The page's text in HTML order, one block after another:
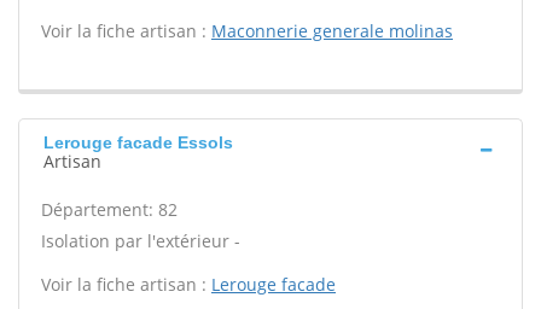
Voir la fiche artisan : Maconnerie generale molinas
Lerouge facade Essols
Artisan
Département: 82
Isolation par l'extérieur -
Voir la fiche artisan : Lerouge facade